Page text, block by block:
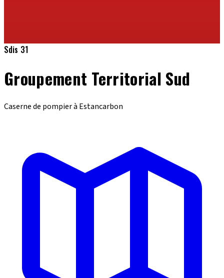
Sdis 31
Groupement Territorial Sud
Caserne de pompier à Estancarbon